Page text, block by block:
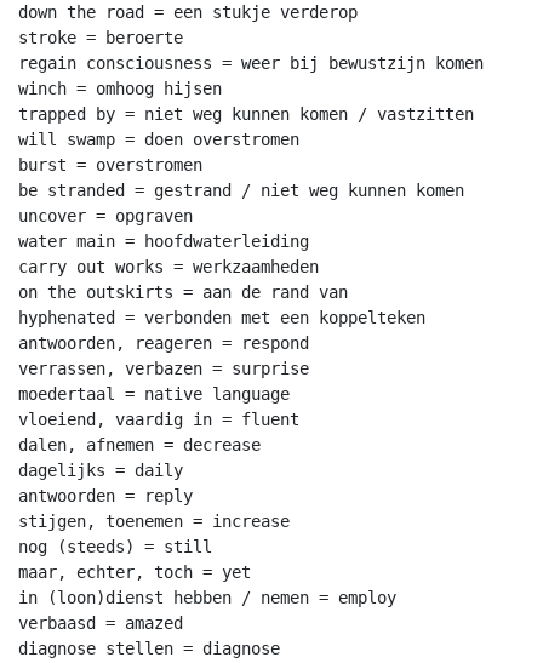
down the road = een stukje verderop
stroke = beroerte
regain consciousness = weer bij bewustzijn komen
winch = omhoog hijsen
trapped by = niet weg kunnen komen / vastzitten
will swamp = doen overstromen
burst = overstromen
be stranded = gestrand / niet weg kunnen komen
uncover = opgraven
water main = hoofdwaterleiding
carry out works = werkzaamheden
on the outskirts = aan de rand van
hyphenated = verbonden met een koppelteken
antwoorden, reageren = respond
verrassen, verbazen = surprise
moedertaal = native language
vloeiend, vaardig in = fluent
dalen, afnemen = decrease
dagelijks = daily
antwoorden = reply
stijgen, toenemen = increase
nog (steeds) = still
maar, echter, toch = yet
in (loon)dienst hebben / nemen = employ
verbaasd = amazed
diagnose stellen = diagnose